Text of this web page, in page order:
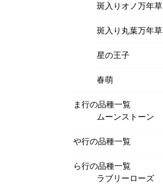
斑入りオノ万年草
斑入り丸葉万年草
星の王子
春萌
ま行の品種一覧
ムーンストーン
や行の品種一覧
ら行の品種一覧
ラブリーローズ